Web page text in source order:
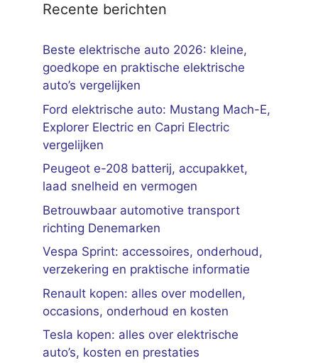
Recente berichten
Beste elektrische auto 2026: kleine,
goedkope en praktische elektrische
auto’s vergelijken
Ford elektrische auto: Mustang Mach-E,
Explorer Electric en Capri Electric
vergelijken
Peugeot e-208 batterij, accupakket,
laad snelheid en vermogen
Betrouwbaar automotive transport
richting Denemarken
Vespa Sprint: accessoires, onderhoud,
verzekering en praktische informatie
Renault kopen: alles over modellen,
occasions, onderhoud en kosten
Tesla kopen: alles over elektrische
auto’s, kosten en prestaties